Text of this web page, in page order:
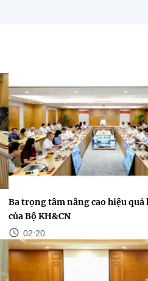
Ba trọng tâm nâng cao hiệu quả
của Bộ KH&CN
02:20